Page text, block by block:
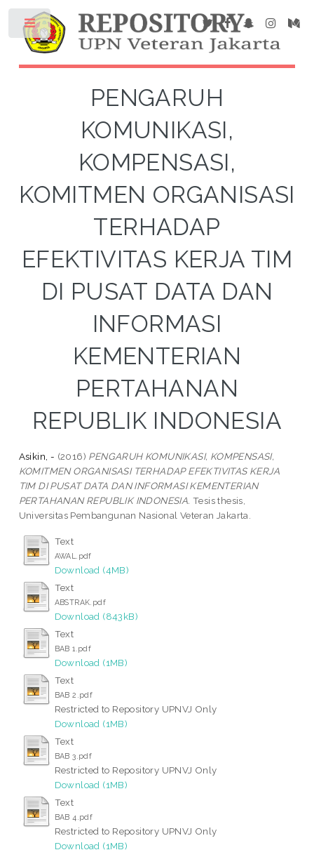
PENGARUH
KOMUNIKASI,
KOMPENSASI,
KOMITMEN ORGANISASI
TERHADAP
EFEKTIVITAS KERJA TIM
DI PUSAT DATA DAN
INFORMASI
KEMENTERIAN
PERTAHANAN
REPUBLIK INDONESIA
Asikin, - (2016) PENGARUH KOMUNIKASI, KOMPENSASI,
KOMITMEN ORGANISASI TERHADAP EFEKTIVITAS KERJA
TIM DI PUSAT DATA DAN INFORMASI KEMENTERIAN
PERTAHANAN REPUBLIK INDONESIA. Tesis thesis,
Universitas Pembangunan Nasional Veteran Jakarta.
Text
AWAL.pdf
Download (4MB)
Text
ABSTRAK.pdf
Download (843kB)
Text
BAB 1.pdf
Download (1MB)
Text
BAB 2.pdf
Restricted to Repository UPNVJ Only
Download (1MB)
Text
BAB 3.pdf
Restricted to Repository UPNVJ Only
Download (1MB)
Text
BAB 4.pdf
Restricted to Repository UPNVJ Only
Download (1MB)